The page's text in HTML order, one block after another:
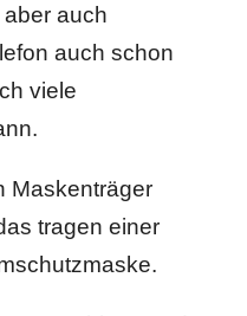
auch
auch schon
viele
Maskenträger
tragen einer